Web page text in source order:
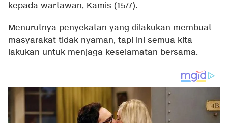
kepada wartawan, Kamis (15/7).
Menurutnya penyekatan yang dilakukan membuat
masyarakat tidak nyaman, tapi ini semua kita
lakukan untuk menjaga keselamatan bersama.